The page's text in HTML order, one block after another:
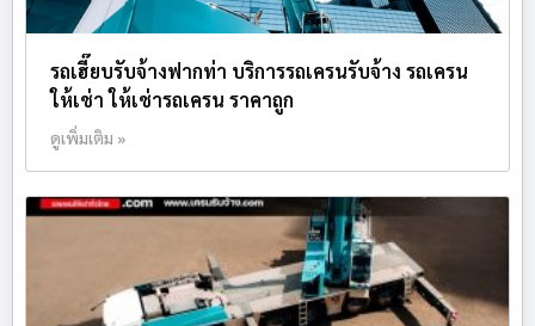
รถเฮี๊ยบรับจ้างฟากท่า บริการรถเครนรับจ้าง รถเครน
ให้เช่า ให้เช่ารถเครน ราคาถูก
ดูเพิ่มเติม »